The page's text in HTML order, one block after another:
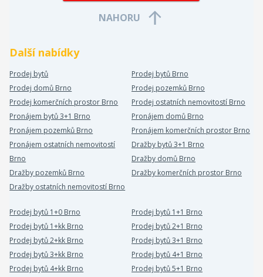
NAHORU
Další nabídky
Prodej bytů
Prodej bytů Brno
Prodej domů Brno
Prodej pozemků Brno
Prodej komerčních prostor Brno
Prodej ostatních nemovitostí Brno
Pronájem bytů 3+1 Brno
Pronájem domů Brno
Pronájem pozemků Brno
Pronájem komerčních prostor Brno
Pronájem ostatních nemovitostí
Brno
Dražby bytů 3+1 Brno
Dražby domů Brno
Dražby pozemků Brno
Dražby komerčních prostor Brno
Dražby ostatních nemovitostí Brno
Prodej bytů 1+0 Brno
Prodej bytů 1+1 Brno
Prodej bytů 1+kk Brno
Prodej bytů 2+1 Brno
Prodej bytů 2+kk Brno
Prodej bytů 3+1 Brno
Prodej bytů 3+kk Brno
Prodej bytů 4+1 Brno
Prodej bytů 4+kk Brno
Prodej bytů 5+1 Brno